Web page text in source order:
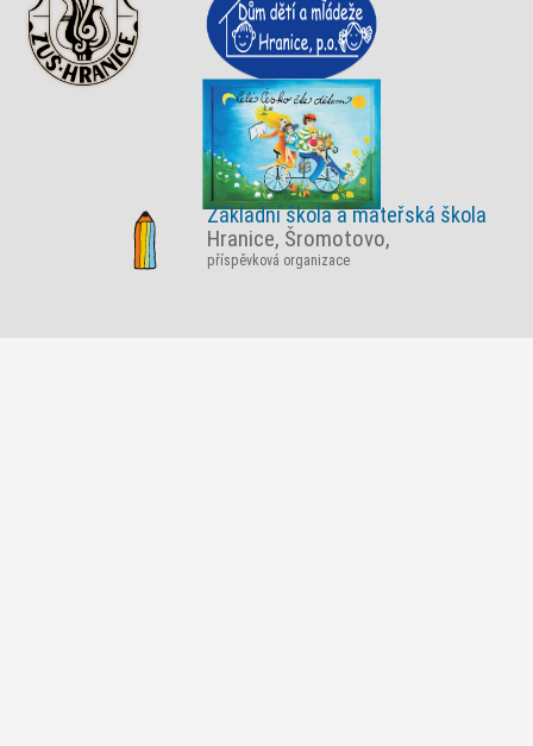
Základní škola a mateřská škola
Hranice, Šromotovo,
příspěvková organizace